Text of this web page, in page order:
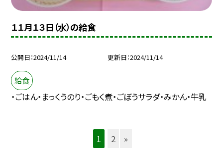
１１月１３日（水）の給食
公開日 2024/11/14 更新日 2024/11/14
給食
・ごはん・まっくうのり・ごもく煮・ごぼうサラダ・みかん・牛乳
1 2 »